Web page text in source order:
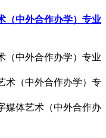
（中外合作办学）专业
（中外合作办学）专业
媒体艺术（中外合作办